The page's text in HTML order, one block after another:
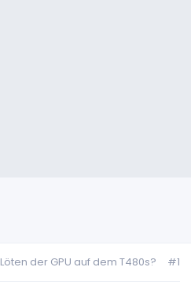
Löten der GPU auf dem T480s? #1